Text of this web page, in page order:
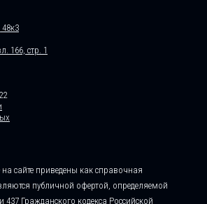
166, стр. 1
сайте приведены как справочная
публичной офертой, определяемой
Гражданского кодекса Российской